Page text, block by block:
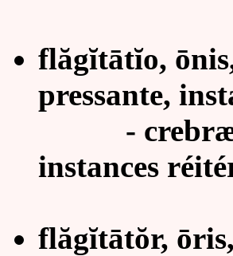
flăgĭtātĭo,
pressante,
- crebræ
instances
flăgĭtātŏr,